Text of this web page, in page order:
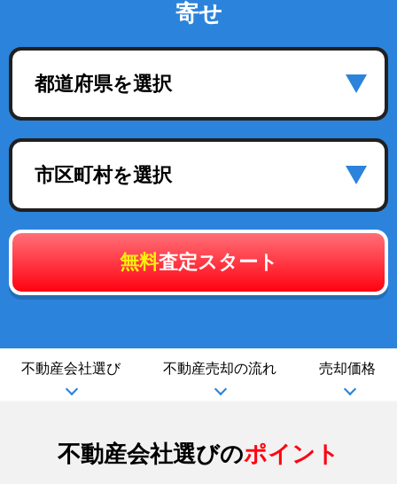
寄せ
都道府県を選択
市区町村を選択
無料査定スタート
不動産会社選び 不動産売却の流れ 売却価格
不動産会社選びのポイント